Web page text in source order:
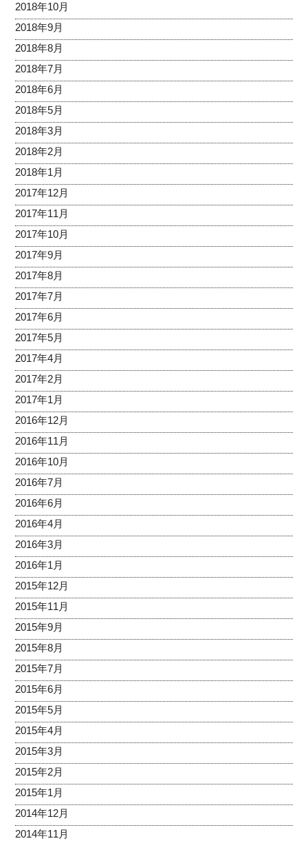
2018年10月
2018年9月
2018年8月
2018年7月
2018年6月
2018年5月
2018年3月
2018年2月
2018年1月
2017年12月
2017年11月
2017年10月
2017年9月
2017年8月
2017年7月
2017年6月
2017年5月
2017年4月
2017年2月
2017年1月
2016年12月
2016年11月
2016年10月
2016年7月
2016年6月
2016年4月
2016年3月
2016年1月
2015年12月
2015年11月
2015年9月
2015年8月
2015年7月
2015年6月
2015年5月
2015年4月
2015年3月
2015年2月
2015年1月
2014年12月
2014年11月